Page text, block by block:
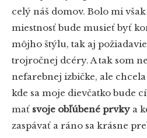
celý náš domov. Bolo mi
miestnosť bude musieť byť
môjho štýlu, tak aj
trojročnej dcéry. A tak som
nefarebnej izbičke, ale
kde sa moje dievčatko bude
mať svoje obľúbené prvky a
zaspávať a ráno sa krásne